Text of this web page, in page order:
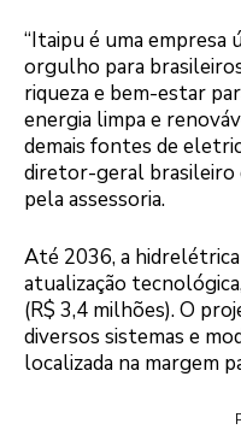
“Itaipu é uma empresa
orgulho para
riqueza e bem-estar
energia limpa e
demais fontes de
diretor-geral brasileiro
pela assessoria.
Até 2036, a
atualização
(R$ 3,4 milhões). O
diversos sistemas e
localizada na margem